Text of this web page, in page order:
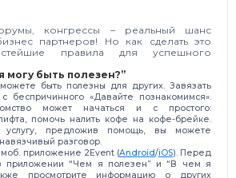
конгрессы – реальный шанс
партнеров! Но как сделать это
правила для успешного
могу быть полезен?”
быть полезны для других. Завязать
беспричинного «Давайте познакомимся».
может начаться и с простого:
помочь налить кофе на кофе-брейке.
услугу, предложив помощь, вы можете
разговор.
моб. приложение 2Event (Android/iOS). Перед
приложении “Чем я полезен” и “В чем я
просмотрите информацию о других